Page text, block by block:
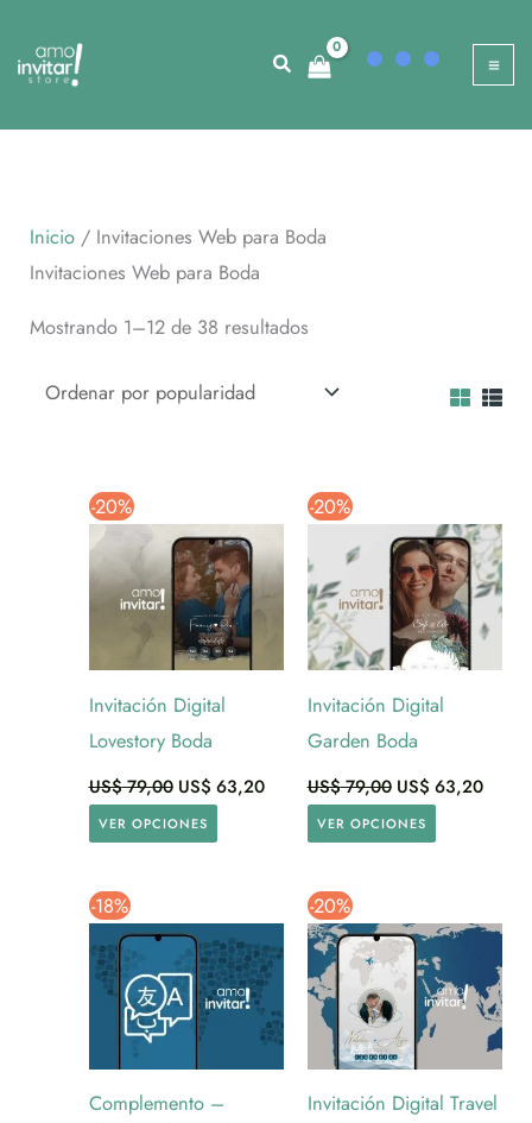
contenido
Inicio / Invitaciones Web para Boda
Invitaciones Web para Boda
Mostrando 1–12 de 38 resultados
popularidad
-20%
Invitación Digital
Lovestory Boda
US$79,00 US$ 63,20
VER OPCIONES
-20%
Invitación Digital
Garden Boda
US$79,00 US$ 63,20
VER OPCIONES
-18%
Complemento –
-20%
Invitación Digital Travel